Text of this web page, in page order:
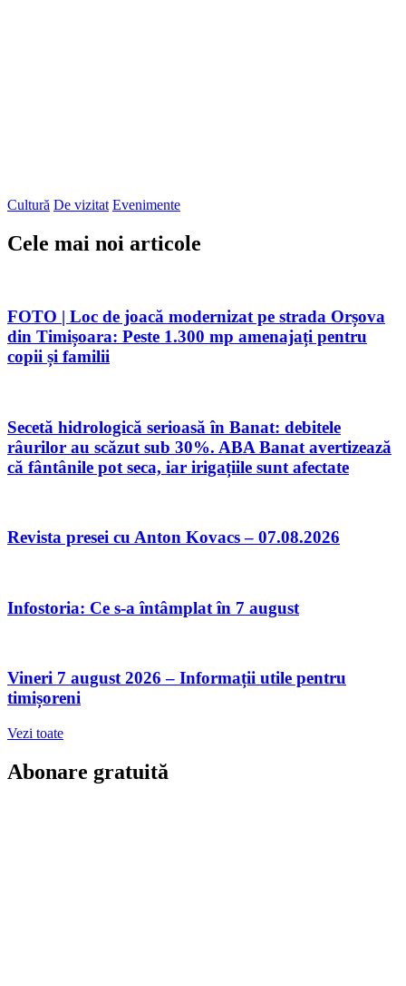
Cultură De vizitat Evenimente
Cele mai noi articole
FOTO | Loc de joacă modernizat pe strada Orșova
din Timișoara: Peste 1.300 mp amenajați pentru
copii și familii
Secetă hidrologică serioasă în Banat: debitele
râurilor au scăzut sub 30%. ABA Banat avertizează
că fântânile pot seca, iar irigațiile sunt afectate
Revista presei cu Anton Kovacs – 07.08.2026
Infostoria: Ce s-a întâmplat în 7 august
Vineri 7 august 2026 – Informații utile pentru
timișoreni
Vezi toate
Abonare gratuită